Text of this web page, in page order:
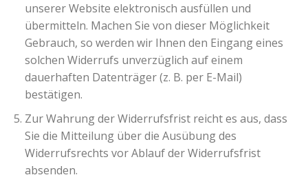
unserer Website elektronisch ausfüllen und
übermitteln. Machen Sie von dieser Möglichkeit
Gebrauch, so werden wir Ihnen den Eingang eines
solchen Widerrufs unverzüglich auf einem
dauerhaften Datenträger (z. B. per E-Mail)
bestätigen.
Zur Wahrung der Widerrufsfrist reicht es aus, dass
Sie die Mitteilung über die Ausübung des
Widerrufsrechts vor Ablauf der Widerrufsfrist
absenden.